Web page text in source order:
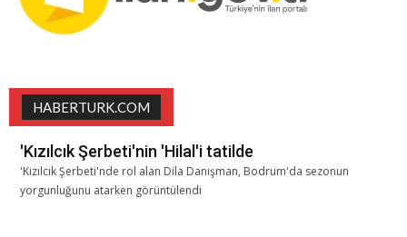
HABERTURK.COM
'Kızılcık Şerbeti'nin 'Hilal'i tatilde
'Kızılcık Şerbeti'nde rol alan Dila Danışman, Bodrum'da sezonun
yorgunluğunu atarken görüntülendi